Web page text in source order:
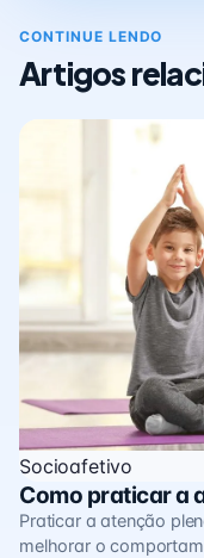
CONTINUE LENDO
Artigos
Socioafetivo
Como praticar a
Praticar a atenção
melhorar o